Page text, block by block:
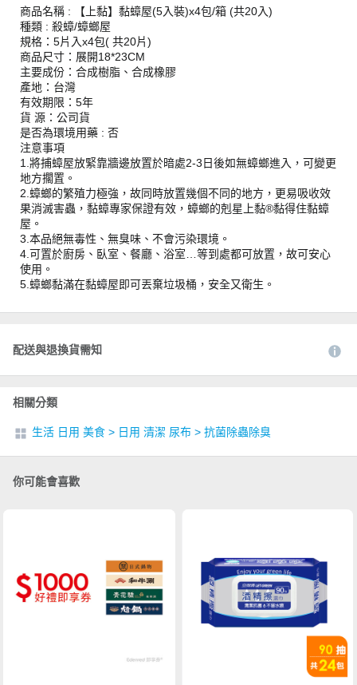
商品名稱 : 【上黏】黏蟑屋(5入裝)x4包/箱 (共20入)
種類 : 殺蟑/蟑螂屋
規格：5片入x4包( 共20片)
商品尺寸：展開18*23CM
主要成份：合成樹脂、合成橡膠
產地：台灣
有效期限：5年
貨 源：公司貨
是否為環境用藥 : 否
注意事項
1.將捕蟑屋放緊靠牆邊放置於暗處2-3日後如無蟑螂進入，可變更
地方擱置。
2.蟑螂的繁殖力極強，故同時放置幾個不同的地方，更易吸收效
果消滅害蟲，黏蟑專家保證有效，蟑螂的剋星上黏®黏得住黏蟑
屋。
3.本品絕無毒性、無臭味、不會污染環境。
4.可置於廚房、臥室、餐廳、浴室…等到處都可放置，故可安心
使用。
5.蟑螂黏滿在黏蟑屋即可丟棄垃圾桶，安全又衛生。
配送與退換貨需知
相關分類
生活 日用 美食 > 日用 清潔 尿布 > 抗菌除蟲除臭
你可能會喜歡